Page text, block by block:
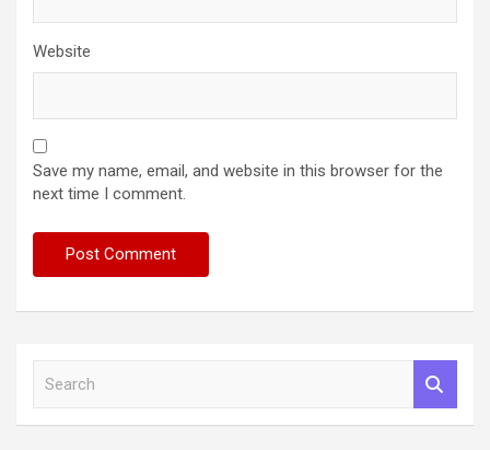
Website
Save my name, email, and website in this browser for the
next time I comment.